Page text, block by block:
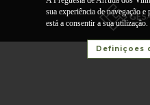
sua experiência de navegação
está a consentir a sua utilização.
Definiçoes